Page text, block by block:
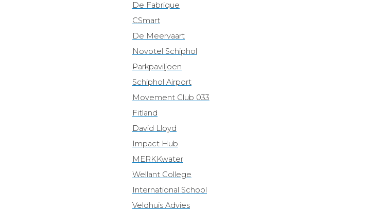
De Fabrique
CSmart
De Meervaart
Novotel Schiphol
Parkpaviljoen
Schiphol Airport
Movement Club 033
Fitland
David Lloyd
Impact Hub
MERKKwater
Wellant College
International School
Veldhuis Advies